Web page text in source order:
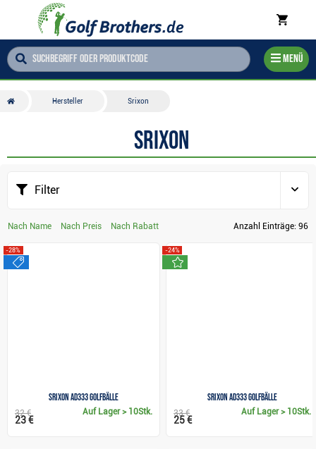
Menü
Hersteller Srixon
Srixon
Filter
Nach Name Nach Preis Nach Rabatt Anzahl Einträge: 96
Srixon AD333 Golfbälle
-28%
Auf Lager> 10Stk.
32 €
23 €
Srixon AD333 Golfbälle
-24%
Auf Lager> 10Stk.
33 €
25 €